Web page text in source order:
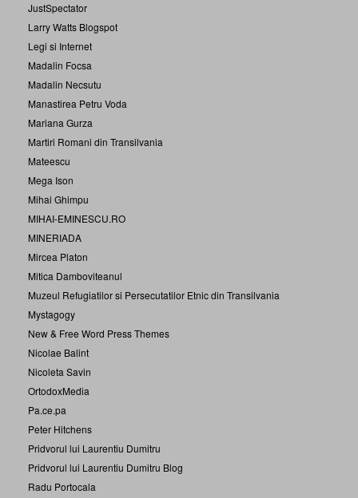
JustSpectator
Larry Watts Blogspot
Legi si Internet
Madalin Focsa
Madalin Necsutu
Manastirea Petru Voda
Mariana Gurza
Martiri Romani din Transilvania
Mateescu
Mega Ison
Mihai Ghimpu
MIHAI-EMINESCU.RO
MINERIADA
Mircea Platon
Mitica Damboviteanul
Muzeul Refugiatilor si Persecutatilor Etnic din Transilvania
Mystagogy
New & Free Word Press Themes
Nicolae Balint
Nicoleta Savin
OrtodoxMedia
Pa.ce.pa
Peter Hitchens
Pridvorul lui Laurentiu Dumitru
Pridvorul lui Laurentiu Dumitru Blog
Radu Portocala